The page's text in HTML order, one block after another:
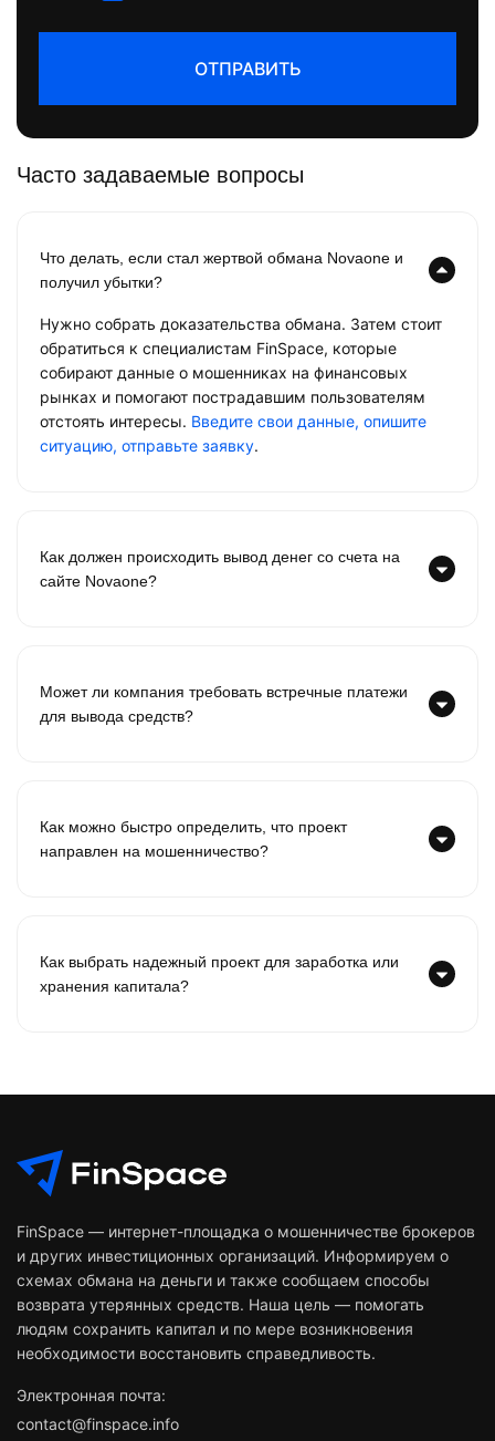
ОТПРАВИТЬ
Часто задаваемые вопросы
Что делать, если стал жертвой обмана Novaone и
получил убытки?
Нужно собрать доказательства обмана. Затем стоит
обратиться к специалистам FinSpace, которые
собирают данные о мошенниках на финансовых
рынках и помогают пострадавшим пользователям
отстоять интересы. Введите свои данные, опишите
ситуацию, отправьте заявку.
Как должен происходить вывод денег со счета на
сайте Novaone?
Может ли компания требовать встречные платежи
для вывода средств?
Как можно быстро определить, что проект
направлен на мошенничество?
Как выбрать надежный проект для заработка или
хранения капитала?
FinSpace — интернет-площадка о мошенничестве брокеров
и других инвестиционных организаций. Информируем о
схемах обмана на деньги и также сообщаем способы
возврата утерянных средств. Наша цель — помогать
людям сохранить капитал и по мере возникновения
необходимости восстановить справедливость.
Электронная почта:
contact@finspace.info